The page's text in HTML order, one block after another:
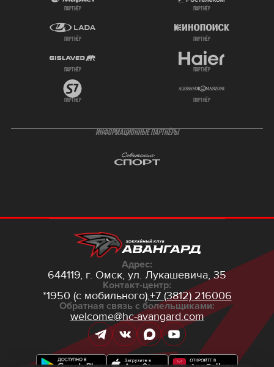
партнёр партнёр
партнёр партнёр
партнёр партнёр
партнёр партнёр
ИНФОРМАЦИОННЫЕ ПАРТНЁРЫ
Адрес:
644119, г. Омск, ул. Лукашевича, 35
Контакт-центр:
*1950 (с мобильного),+7 (3812) 216006
Обратная связь с болельщиками:
welcome@hc-avangard.com